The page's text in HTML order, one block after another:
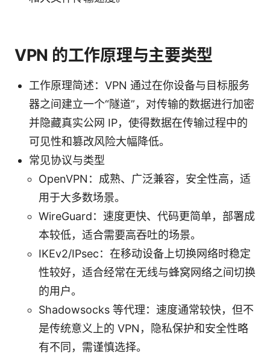
VPN 的工作原理与主要类型
工作原理简述：VPN 通过在你设备与目标服务
器之间建立一个“隧道”，对传输的数据进行加密
并隐藏真实公网 IP，使得数据在传输过程中的
可见性和篡改风险大幅降低。
常见协议与类型
OpenVPN：成熟、广泛兼容，安全性高，适
用于大多数场景。
WireGuard：速度更快、代码更简单，部署成
本较低，适合需要高吞吐的场景。
IKEv2/IPsec：在移动设备上切换网络时稳定
性较好，适合经常在无线与蜂窝网络之间切换
的用户。
Shadowsocks 等代理：速度通常较快，但不
是传统意义上的 VPN，隐私保护和安全性略
有不同，需谨慎选择。